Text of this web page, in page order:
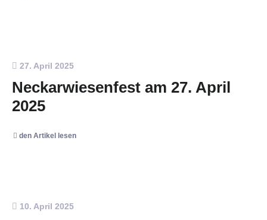
27. April 2025
Neckarwiesenfest am 27. April
2025
den Artikel lesen
10. April 2025